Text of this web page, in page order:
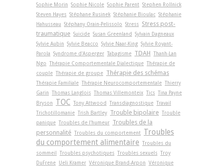
Sophie Morin Sophie Nicole Sophie Parent Stephen Rollnick
Steven Hayes Stéphane Rusinek Stéphanie Bioulac Stéphanie
Hahusseau Stéphany Orain-Pelissolo Stress Stress post-
traumatique Suicide Susan Greenland Sylvain Dagneaux
Sylvie Aubin Sylvie Beacco Sylvie Naar-King Sylvie Royant-
Parola Syndrome d'Asperger Tabagisme TDAH Thanh-Lan
Ngo Thérapie Comportementale Dialectique Thérapie de
couple Thérapie de groupe Thérapie des schémas
Thérapie Familiale Thérapie Neurocomportementale Thierry
Garin Thomas Langlois Thomas Villemonteix Tics Tina Payne
Bryson
TOC Tony Attwood Transdiagnostique Travail
Trichotillomanie Trish Bartley Trouble bipolaire Trouble
panique Troubles de l'humeur Troubles de la
personnalité Troubles du comportement Troubles
du comportement alimentaire Troubles du
sommeil Troubles psychotiques Troubles sexuels Troy
DuFrene Ueli Kramer Véronique Brand-Arpon Véronique